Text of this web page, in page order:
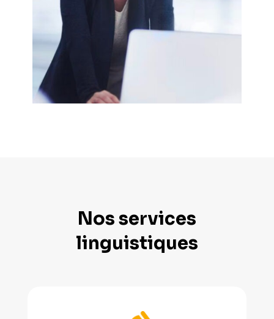
Nos services
linguistiques